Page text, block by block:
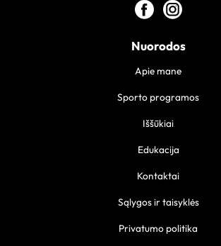
Nuorodos
Apie mane
Sporto programos
Iššūkiai
Edukacija
Kontaktai
Sąlygos ir taisyklės
Privatumo politika